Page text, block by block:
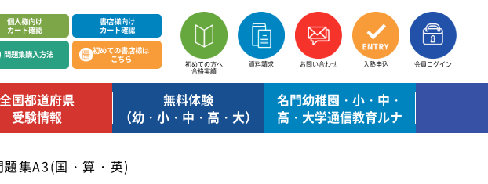
個人様向け
カート確認
書店様向け
カート確認
問題集購入方法 初めての書店様は
こちら 初めての方へ
合格実績
資料請求 お問い合わせ 入塾申込 会員ログイン
全国都道府県
受験情報
無料体験
（幼・小・中・高・大）
名門幼稚園・小・中・
高・大学通信教育ルナ
集A3(国・算・英)